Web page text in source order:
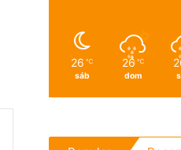
26 ℃
sáb
26 ℃
dom